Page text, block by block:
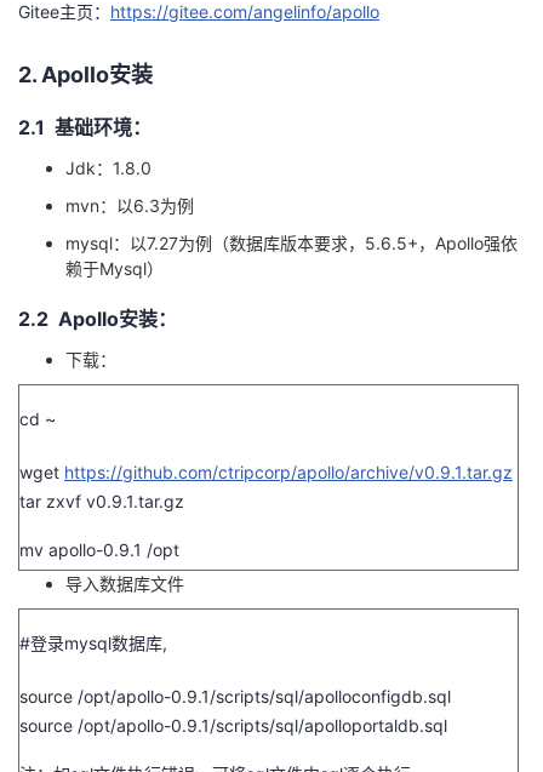
坛
圈
的
我
学
堂
我
支
持
我
的
我
Gitee主页： https://gitee.com/angelinfo/apollo
2. Apollo安装
2.1 基础环境：
Jdk：1.8.0
mvn：以6.3为例
mysql：以7.27为例（数据库版本要求， 5.6.5+， Apollo强依
赖于Mysql）
2.2 Apollo安装：
下载：
cd ~
wget https://github.com/ctripcorp/apollo/archive/v0.9.1.tar.gz
tar zxvf v0.9.1.tar.gz
mv apollo-0.9.1 /opt
导入数据库文件
#登录mysql数据库,
source /opt/apollo-0.9.1/scripts/sql/apolloconfigdb.sql
source /opt/apollo-0.9.1/scripts/sql/apolloportaldb.sql